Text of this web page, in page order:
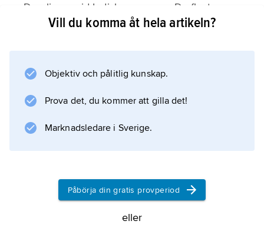
Den ligger vid Indiska oceanen. De flesta
husen är låga, och det finns bara ett fåtal
transporterar fartyg bomull och kaffe till olika
Vill du komma åt hela artikeln?
Objektiv och pålitlig kunskap.
Prova det, du kommer att gilla det!
Marknadsledare i Sverige.
Påbörja din gratis provperiod
eller